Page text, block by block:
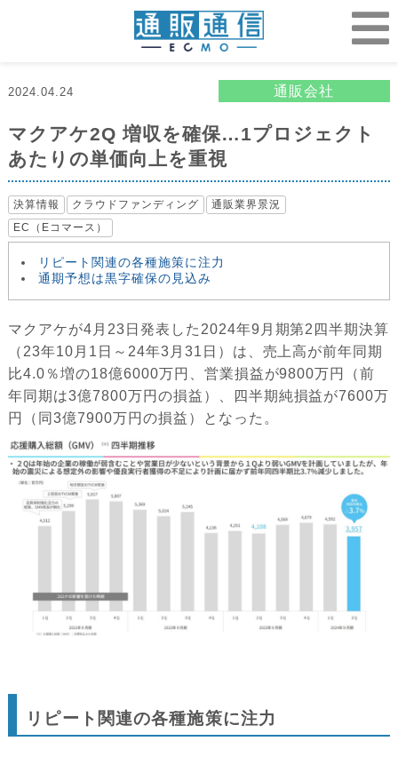
2024.04.24 通販会社
マクアケ2Q 増収を確保…1プロジェクト
あたりの単価向上を重視
決算情報 クラウドファンディング
通販業界景況
EC（Eコマース）
リピート関連の各種施策に注力
通期予想は黒字確保の見込み
マクアケが4月23日発表した2024年9月期第2四半期決算
（23年10月1日～24年3月31日）は、売上高が前年同期
比4.0％増の18億6000万円、営業損益が9800万円（前
年同期は3億7800万円の損益）、四半期純損益が7600万
円（同3億7900万円の損益）となった。
リピート関連の各種施策に注力